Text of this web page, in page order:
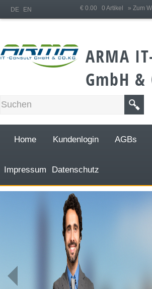
€ 0.00 0 Artikel » Zum
DE EN
ARMA
GmbH &
Home Kundenlogin AGBs
Impressum Datenschutz